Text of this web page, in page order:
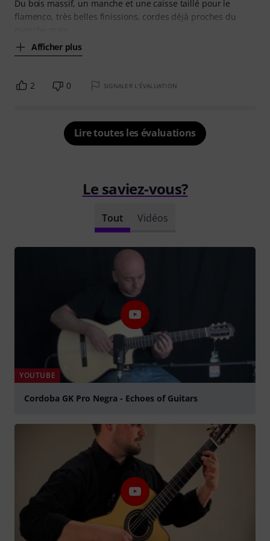
Du bois massif, un manche et une caisse taillé pour le
flamenco, très belles finissions, cordes déjà proches du
Afficher plus
2 0 SIGNALER L'ÉVALUATION
Lire toutes les évaluations
Le saviez-vous?
Tout Vidéos
YOUTUBE
Cordoba GK Pro Negra - Echoes of Guitars